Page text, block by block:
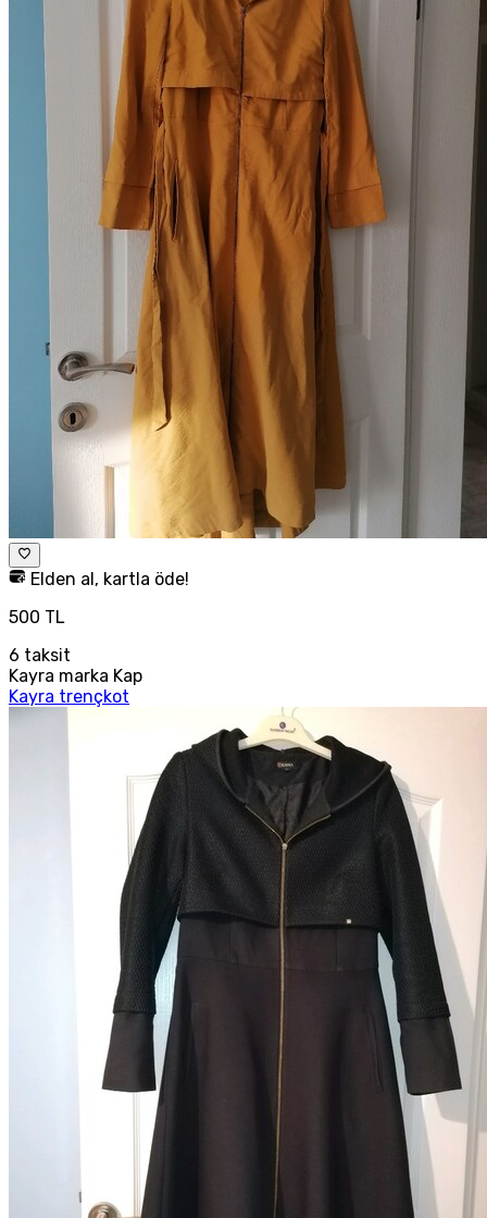
Elden al, kartla öde!
500 TL
6 taksit
Kayra marka Kap
Kayra trençkot